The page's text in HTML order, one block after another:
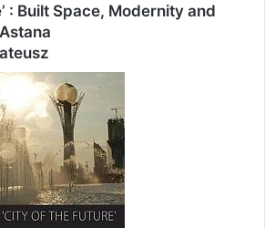
: Built Space, Modernity and